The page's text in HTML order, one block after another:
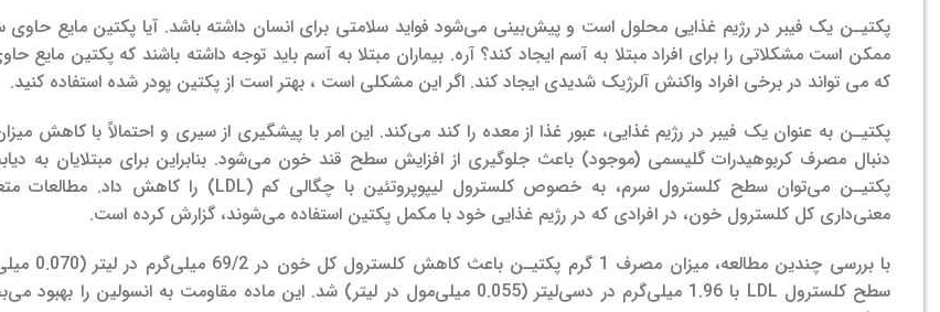
پکتیـن یک فیبر در رژیم غذایی محلول است و پیش‌بینی می‌شود فواید سلامتی برای انسان داشته باشد. آیا پکتین مایع
ممکن است مشکلاتی را برای افراد مبتلا به آسم ایجاد کند؟ آره. بیماران مبتلا به آسم باید توجه داشته باشند که پکتین مایع
که می تواند در برخی افراد واکنش آلرژیک شدیدی ایجاد کند. اگر این مشکلی است ، بهتر است از پکتین پودر شده استفاده کنید.
پکتیـن به عنوان یک فیبر در رژیم غذایی، عبور غذا از معده را کند می‌کند. این امر با پیشگیری از سیری و احتمالاً با کاهش
دنبال مصرف کربوهیدرات گلیسمی (موجود) باعث جلوگیری از افزایش سطح قند خون می‌شود. بنابراین برای مبتلایان به
پکتیـن می‌توان سطح کلسترول سرم، به خصوص کلسترول لیپوپروتئین با چگالی کم (LDL) را کاهش داد.
مطالعات
معنی‌داری کل کلسترول خون، در افرادی که در رژیم غذایی خود با مکمل پکتین استفاده می‌شوند، گزارش کرده است.
با بررسی چندین
سطح کلسترول LDL با 1.96 میلی‌گرم در دسی‌لیتر (0.055 میلی‌مول در لیتر) شد.
این ماده مقاومت به انسولین را بهبود